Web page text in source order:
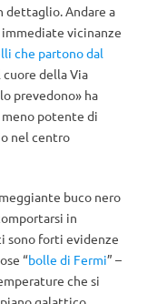
dettaglio. Andare a
vicinanze
che partono dal
della Via
prevedono» ha
potente di
nel centro
buco nero
in
sono forti evidenze
“bolle di Fermi” –
che si